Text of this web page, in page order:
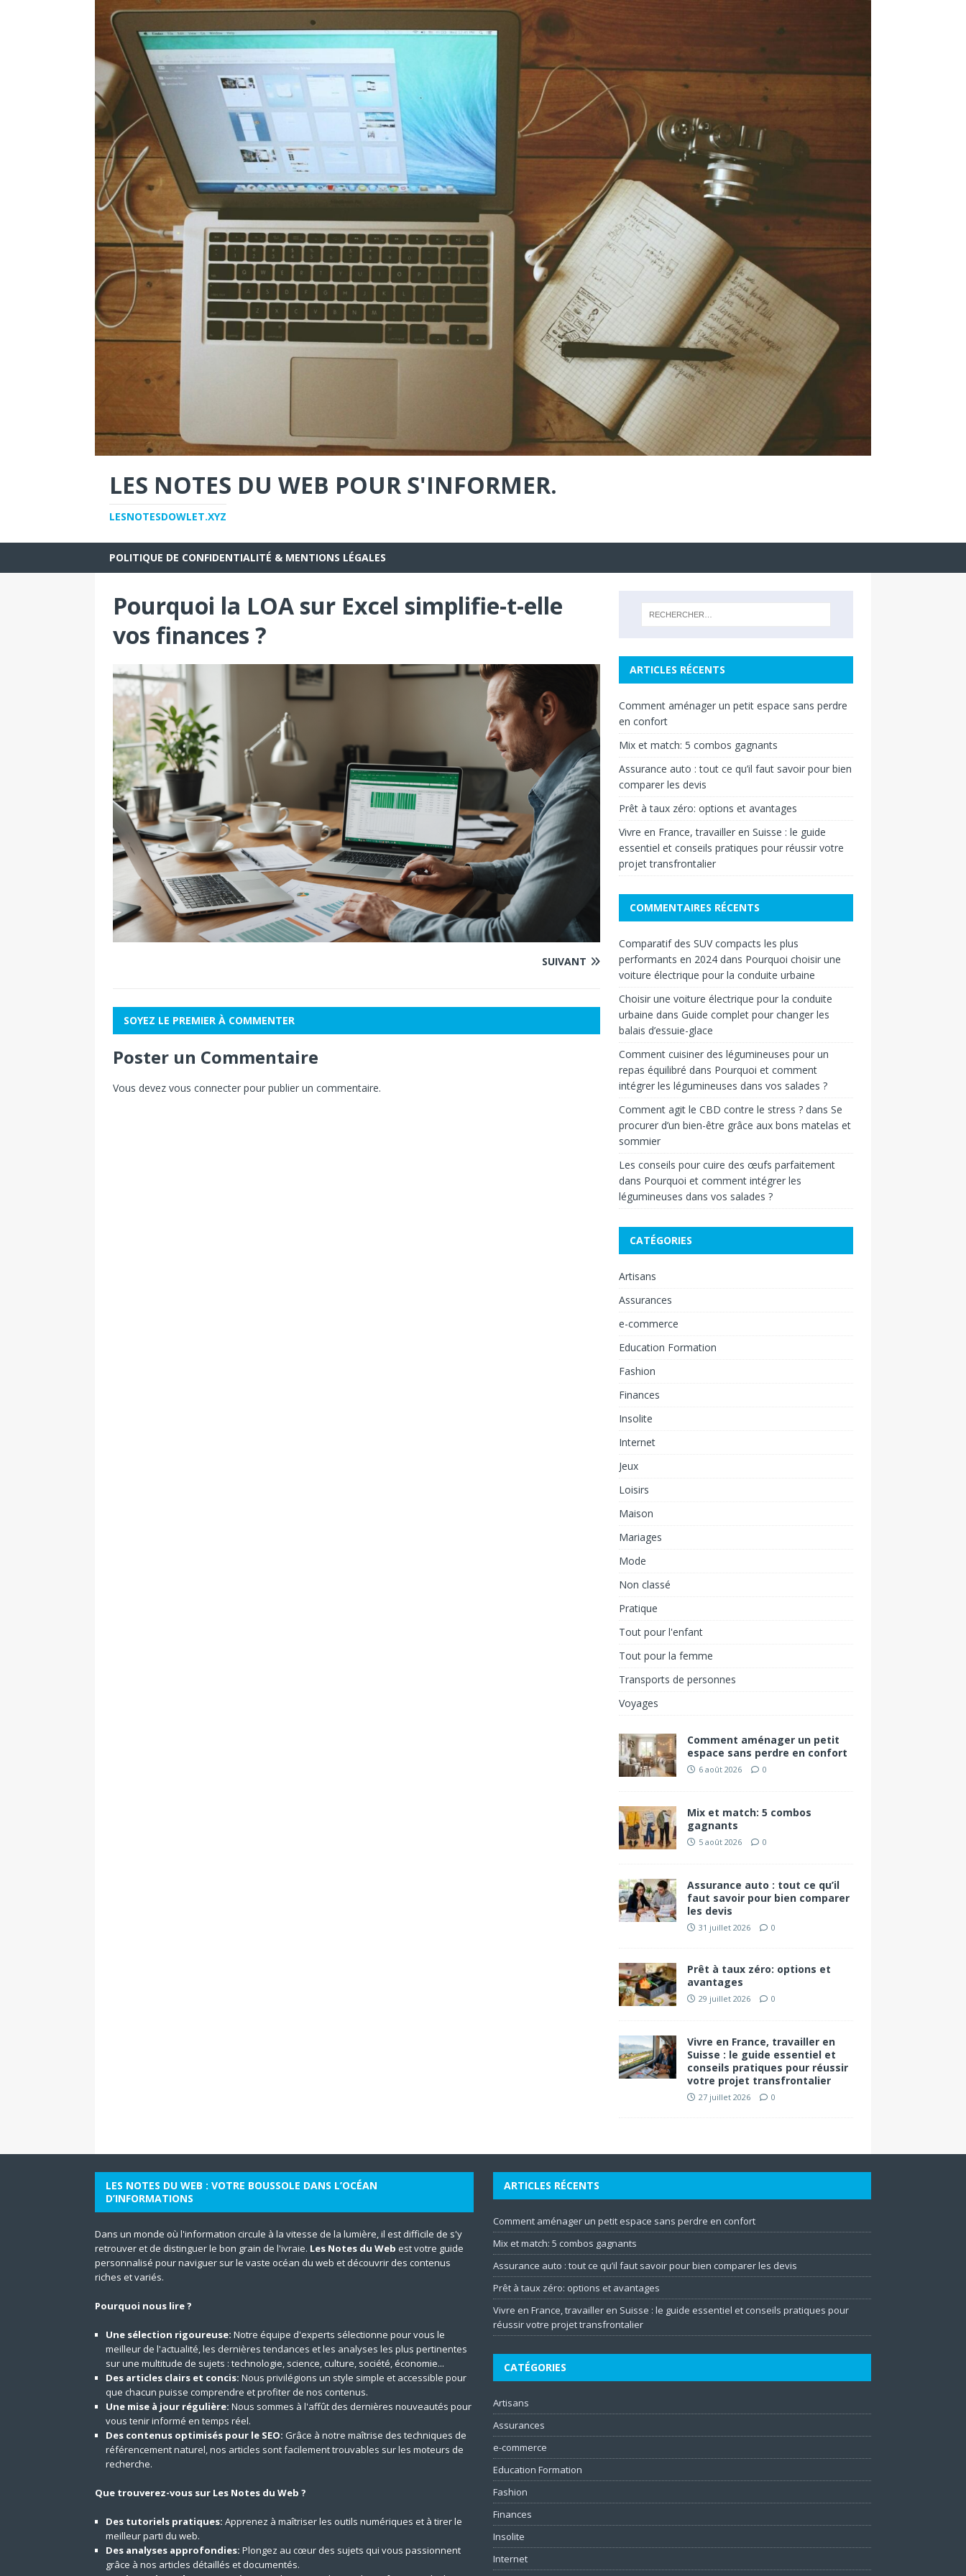
LES NOTES DU WEB POUR S'INFORMER.
LESNOTESDOWLET.XYZ
POLITIQUE DE CONFIDENTIALITÉ & MENTIONS LÉGALES
Pourquoi la LOA sur Excel simplifie-t-elle
vos finances ?
SUIVANT
SOYEZ LE PREMIER À COMMENTER
Poster un Commentaire
Vous devez vous connecter pour publier un commentaire.
ARTICLES RÉCENTS
Comment aménager un petit espace sans perdre
en confort
Mix et match: 5 combos gagnants
Assurance auto : tout ce qu’il faut savoir pour bien
comparer les devis
Prêt à taux zéro: options et avantages
Vivre en France, travailler en Suisse : le guide
essentiel et conseils pratiques pour réussir votre
projet transfrontalier
COMMENTAIRES RÉCENTS
Comparatif des SUV compacts les plus
performants en 2024dans Pourquoi choisir une
voiture électrique pour la conduite urbaine
Choisir une voiture électrique pour la conduite
urbaine dans Guide complet pour changer les
balais d’essuie-glace
Comment cuisiner des légumineuses pour un
repas équilibré dans Pourquoi et comment
intégrer les légumineuses dans vos salades ?
Comment agit le CBD contre le stress ?dans Se
procurer d’un bien-être grâce aux bons matelas et
sommier
Les conseils pour cuire des œufs parfaitement
dans Pourquoi et comment intégrer les
légumineuses dans vos salades ?
CATÉGORIES
Artisans
Assurances
e-commerce
Education Formation
Fashion
Finances
Insolite
Internet
Jeux
Loisirs
Maison
Mariages
Mode
Non classé
Pratique
Tout pour l'enfant
Tout pour la femme
Transports de personnes
Voyages
Comment aménager un petit
espace sans perdre en confort
6 août 2026 0
Mix et match: 5 combos
gagnants
5 août 2026 0
Assurance auto : tout ce qu’il
faut savoir pour bien comparer
les devis
31 juillet 2026 0
Prêt à taux zéro: options et
avantages
29 juillet 2026 0
Vivre en France, travailler en
Suisse : le guide essentiel et
conseils pratiques pour réussir
votre projet transfrontalier
27 juillet 2026 0
LES NOTES DU WEB : VOTRE BOUSSOLE DANS L’OCÉAN
D’INFORMATIONS
Dans un monde où l'information circule à la vitesse de la lumière, il est difficile de s'y
retrouver et de distinguer le bon grain de l'ivraie. Les Notes du Web est votre guide
personnalisé pour naviguer sur le vaste océan du web et découvrir des contenus
riches et variés.
Pourquoi nous lire ?
Une sélection rigoureuse: Notre équipe d'experts sélectionne pour vous le
meilleur de l'actualité, les dernières tendances et les analyses les plus pertinentes
sur une multitude de sujets : technologie, science, culture, société, économie...
Des articles clairs et concis: Nous privilégions un style simple et accessible pour
que chacun puisse comprendre et profiter de nos contenus.
Une mise à jour régulière: Nous sommes à l'affût des dernières nouveautés pour
vous tenir informé en temps réel.
Des contenus optimisés pour le SEO: Grâce à notre maîtrise des techniques de
référencement naturel, nos articles sont facilement trouvables sur les moteurs de
recherche.
Que trouverez-vous sur Les Notes du Web ?
Des tutoriels pratiques: Apprenez à maîtriser les outils numériques et à tirer le
meilleur parti du web.
Des analyses approfondies: Plongez au cœur des sujets qui vous passionnent
grâce à nos articles détaillés et documentés.
ARTICLES RÉCENTS
Comment aménager un petit espace sans perdre en confort
Mix et match: 5 combos gagnants
Assurance auto : tout ce qu’il faut savoir pour bien comparer les devis
Prêt à taux zéro: options et avantages
Vivre en France, travailler en Suisse : le guide essentiel et conseils pratiques pour
réussir votre projet transfrontalier
CATÉGORIES
Artisans
Assurances
e-commerce
Education Formation
Fashion
Finances
Insolite
Internet